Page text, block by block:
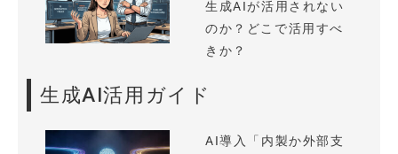
生成AIが活用されない
のか？どこで活用すべ
きか？
生成AI活用ガイド
AI導入「内製か外部支